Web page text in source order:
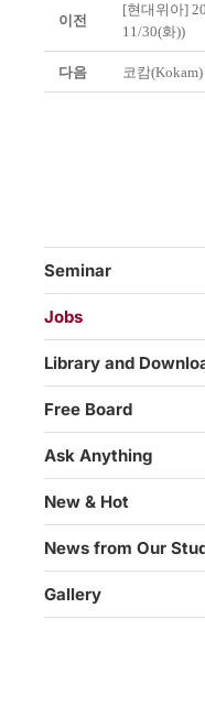
이전
[현대위아]
11/30(화))
다음 코캄
Seminar
Jobs
Library and
Free Board
Ask Anything
New & Hot
News from Our
Gallery